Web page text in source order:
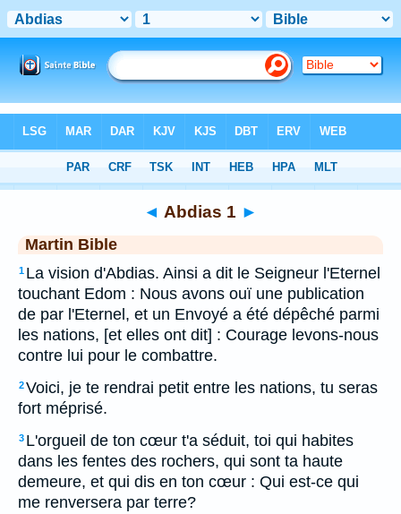
> Abdias 1
◄ Abdias 1 ►
Martin Bible
1 La vision d'Abdias. Ainsi a dit le Seigneur l'Eternel
touchant Edom : Nous avons ouï une publication
de par l'Eternel, et un Envoyé a été dépêché parmi
les nations, [et elles ont dit] : Courage levons-nous
contre lui pour le combattre.
2Voici, je te rendrai petit entre les nations, tu seras
fort méprisé.
3 L'orgueil de ton cœur t'a séduit, toi qui habites
dans les fentes des rochers, qui sont ta haute
demeure, et qui dis en ton cœur : Qui est-ce qui
me renversera par terre?